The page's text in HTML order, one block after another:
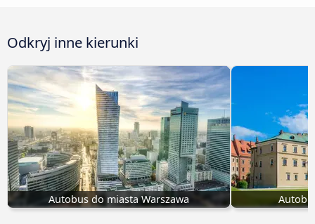
Odkryj inne kierunki
Autobus do miasta Warszawa